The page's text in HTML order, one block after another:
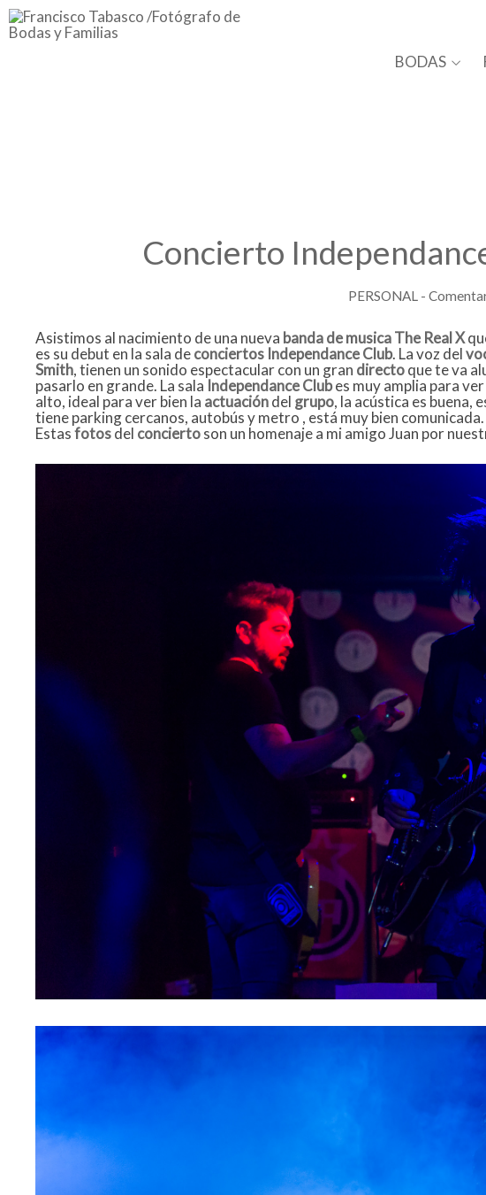
BODAS
Concierto
PERSONAL -
Asistimos al nacimiento de una nueva banda de musicaThe Real X
es su debut en la sala deconciertos Independance Club. La voz del
Smith, tienen un sonido espectacular con un gran directoque te va
pasarlo en grande. La sala Independance Clubes muy amplia para
alto, ideal para ver bien la actuacióndel grupo, la acústica es buena,
tiene parking cercanos, autobús y metro , está muy bien comunicada.
Estasfotosdel conciertoson un homenaje a mi amigo Juan por